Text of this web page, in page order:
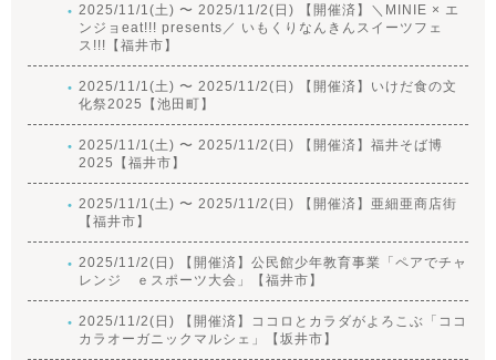
2025/11/1(土) 〜 2025/11/2(日) 【開催済】＼MINIE × エ
ンジョeat!!! presents／ いもくりなんきんスイーツフェ
ス!!!【福井市】
2025/11/1(土) 〜 2025/11/2(日) 【開催済】いけだ食の文
化祭2025【池田町】
2025/11/1(土) 〜 2025/11/2(日) 【開催済】福井そば博
2025【福井市】
2025/11/1(土) 〜 2025/11/2(日) 【開催済】亜細亜商店街
【福井市】
2025/11/2(日) 【開催済】公民館少年教育事業「ペアでチャ
レンジ ｅスポーツ大会」【福井市】
2025/11/2(日) 【開催済】ココロとカラダがよろこぶ「ココ
カラオーガニックマルシェ」【坂井市】